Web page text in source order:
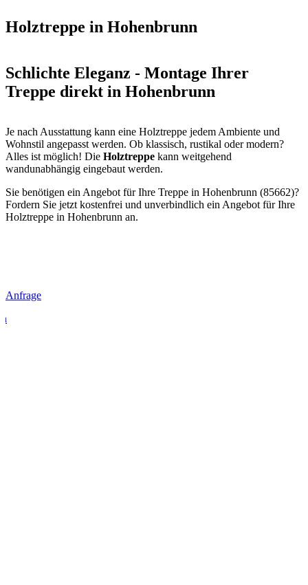
Holztreppe in Hohenbrunn
Schlichte Eleganz - Montage Ihrer
Treppe direkt in Hohenbrunn
Je nach Ausstattung kann eine Holztreppe jedem Ambiente und
Wohnstil angepasst werden. Ob klassisch, rustikal oder modern?
Alles ist möglich! Die Holztreppe kann weitgehend
wandunabhängig eingebaut werden.
Sie benötigen ein Angebot für Ihre Treppe in Hohenbrunn (85662)?
Fordern Sie jetzt kostenfrei und unverbindlich ein Angebot für Ihre
Holztreppe in Hohenbrunn an.
Anfrage